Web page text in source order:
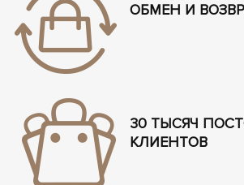
ОБМЕН И
30 ТЫСЯЧ
КЛИЕНТОВ